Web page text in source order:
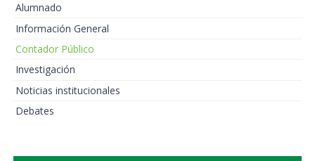
Alumnado
Información General
Contador Público
Investigación
Noticias institucionales
Debates